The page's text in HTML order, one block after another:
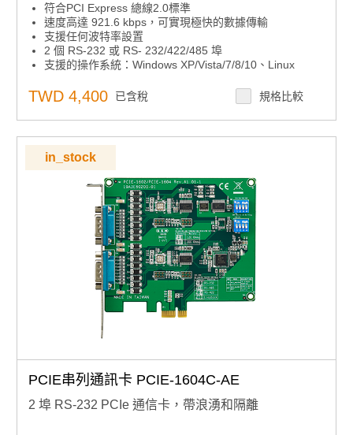
符合PCI Express 總線2.0標準
速度高達 921.6 kbps，可實現極快的數據傳輸
支援任何波特率設置
2 個 RS-232 或 RS- 232/422/485 埠
支援的操作系統：Windows XP/Vista/7/8/10、Linux
TWD 4,400 已含稅 規格比較
in_stock
PCIE串列通訊卡 PCIE-1604C-AE
2 埠 RS-232 PCIe 通信卡，帶浪湧和隔離